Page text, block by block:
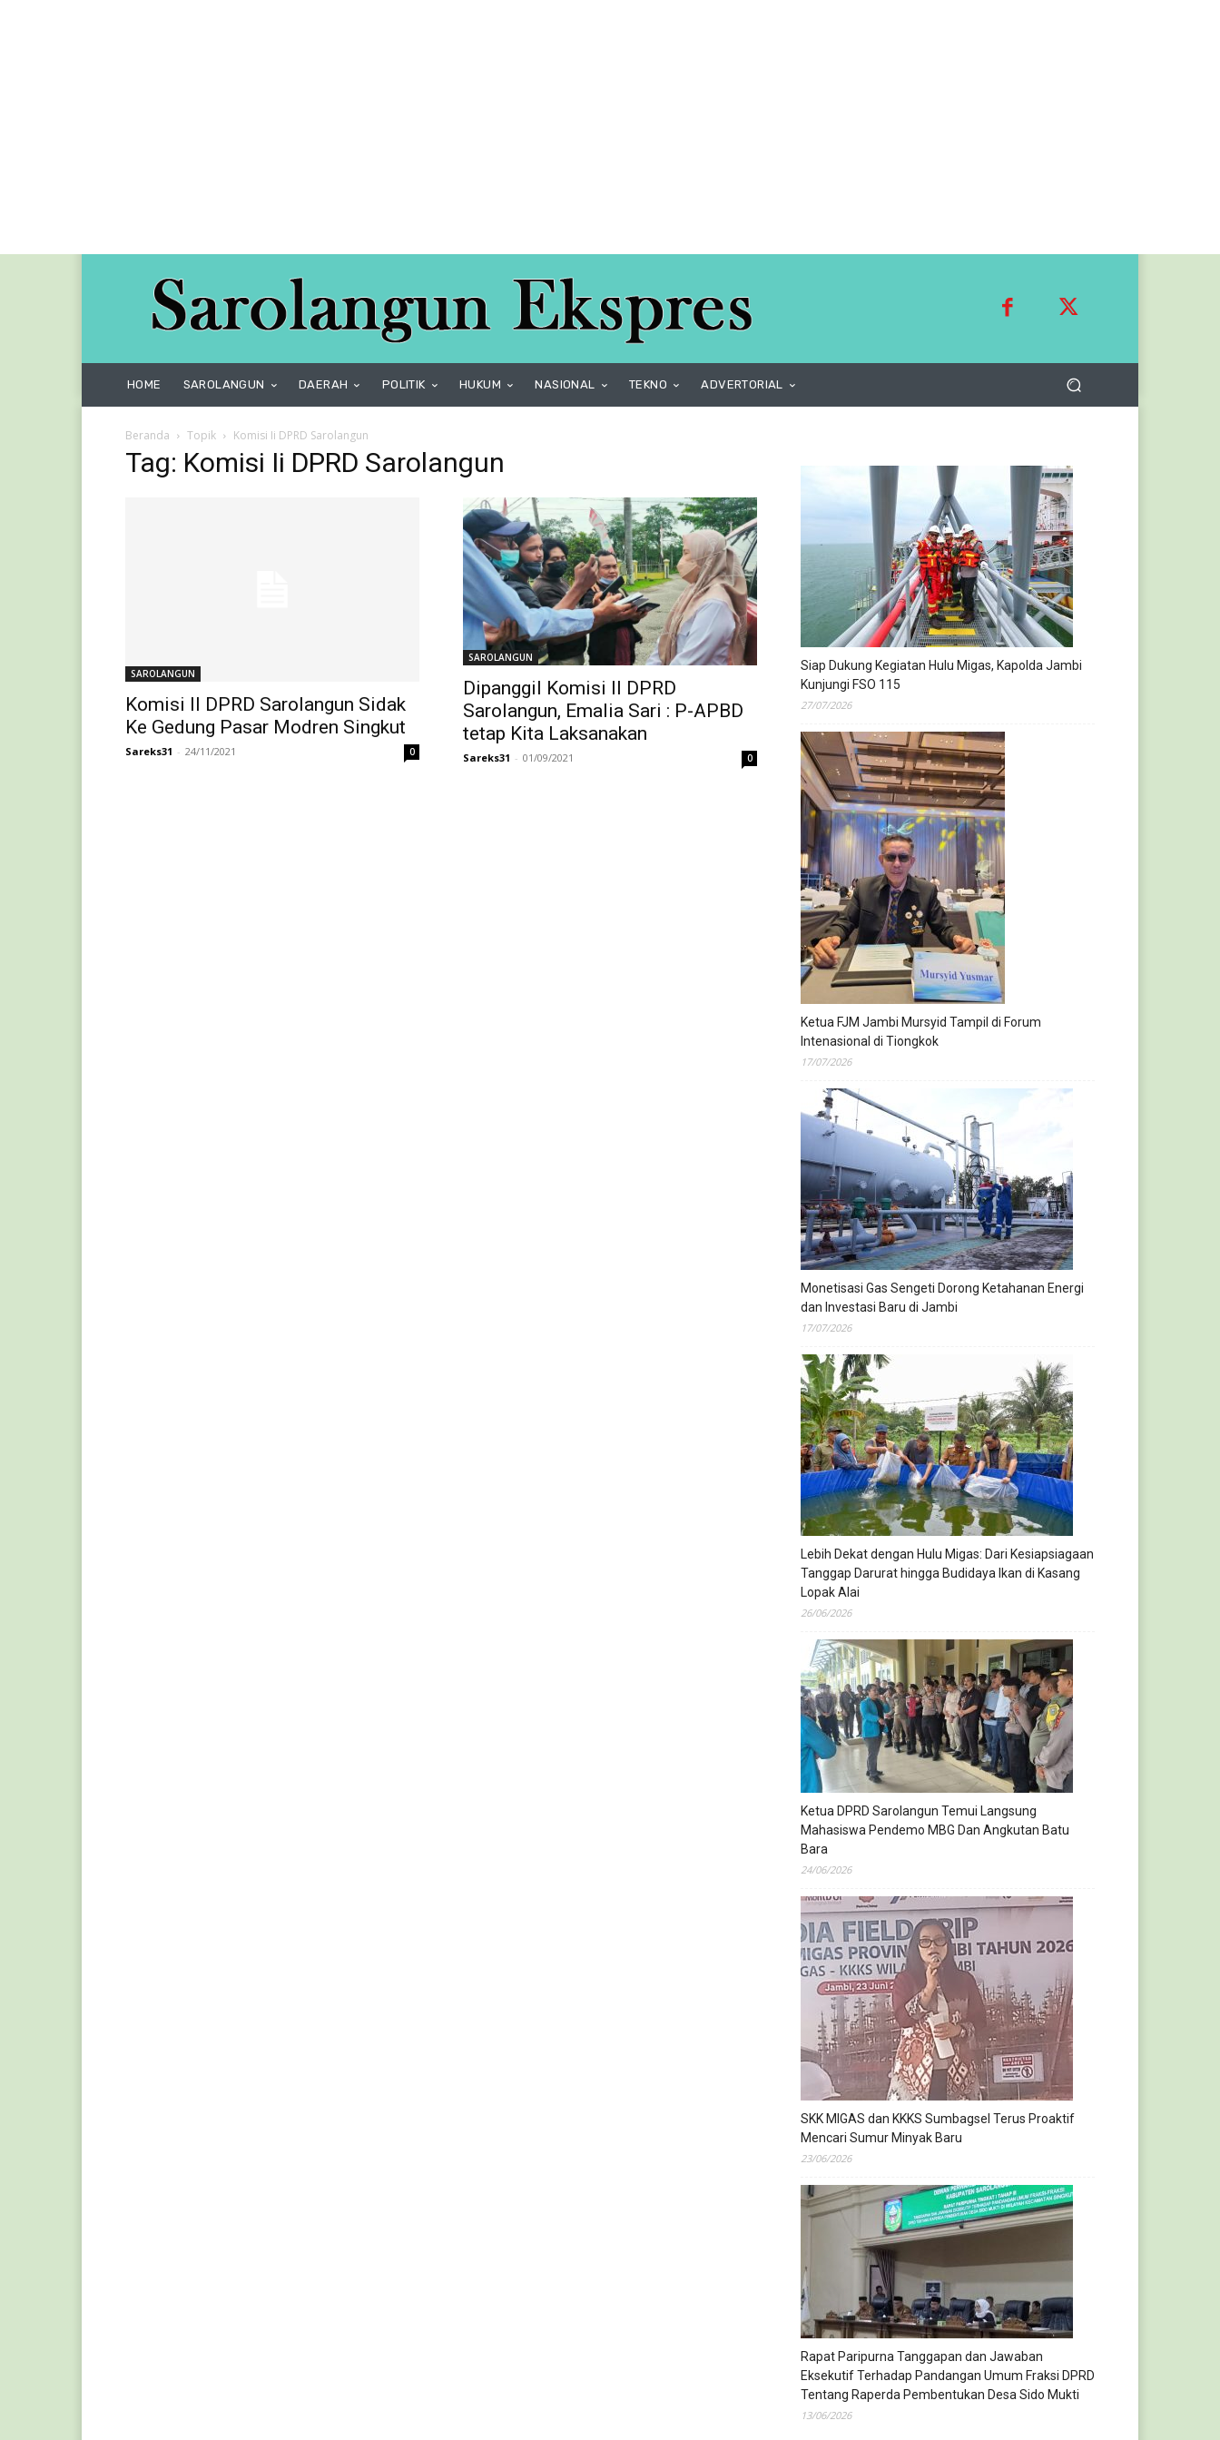
HOME SAROLANGUN DAERAH POLITIK HUKUM NASIONAL TEKNO ADVERTORIAL
Beranda Topik Komisi Ii DPRD Sarolangun
Tag: Komisi Ii DPRD Sarolangun
SAROLANGUN
Komisi II DPRD Sarolangun Sidak
Ke Gedung Pasar Modren Singkut
Sareks31 - 24/11/2021 0
SAROLANGUN
Dipanggil Komisi II DPRD
Sarolangun, Emalia Sari : P-APBD
tetap Kita Laksanakan
Sareks31 - 01/09/2021 0
Siap Dukung Kegiatan Hulu Migas, Kapolda Jambi
Kunjungi FSO 115
27/07/2026
Ketua FJM Jambi Mursyid Tampil di Forum
Intenasional di Tiongkok
17/07/2026
Monetisasi Gas Sengeti Dorong Ketahanan Energi
dan Investasi Baru di Jambi
17/07/2026
Lebih Dekat dengan Hulu Migas: Dari Kesiapsiagaan
Tanggap Darurat hingga Budidaya Ikan di Kasang
Lopak Alai
26/06/2026
Ketua DPRD Sarolangun Temui Langsung
Mahasiswa Pendemo MBG Dan Angkutan Batu
Bara
24/06/2026
SKK MIGAS dan KKKS Sumbagsel Terus Proaktif
Mencari Sumur Minyak Baru
23/06/2026
Rapat Paripurna Tanggapan dan Jawaban
Eksekutif Terhadap Pandangan Umum Fraksi DPRD
Tentang Raperda Pembentukan Desa Sido Mukti
13/06/2026